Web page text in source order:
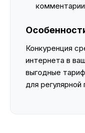
Конкуренция
интернета в
выгодные
для